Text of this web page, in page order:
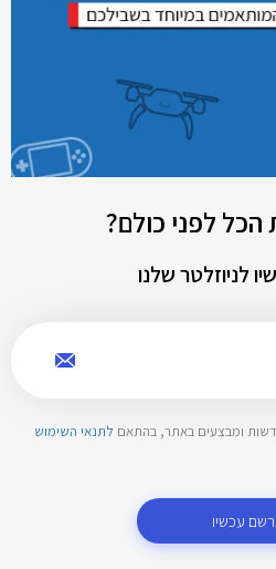
הכל לפני כולם?
לניוזלטר שלנו
ומבצעים באתר, בהתאם לתנאי השימוש
עכשיו